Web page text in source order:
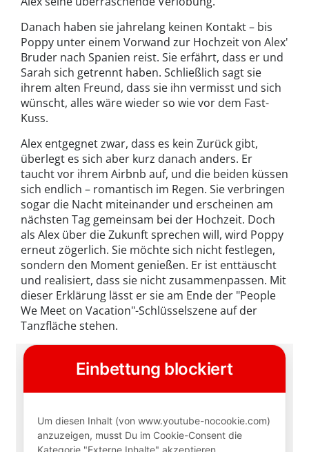
Danach haben sie jahrelang keinen Kontakt – bis
Poppy unter einem Vorwand zur Hochzeit von Alex'
Bruder nach Spanien reist. Sie erfährt, dass er und
Sarah sich getrennt haben. Schließlich sagt sie
ihrem alten Freund, dass sie ihn vermisst und sich
wünscht, alles wäre wieder so wie vor dem Fast-
Kuss.
Alex entgegnet zwar, dass es kein Zurück gibt,
überlegt es sich aber kurz danach anders. Er
taucht vor ihrem Airbnb auf, und die beiden küssen
sich endlich – romantisch im Regen. Sie verbringen
sogar die Nacht miteinander und erscheinen am
nächsten Tag gemeinsam bei der Hochzeit. Doch
als Alex über die Zukunft sprechen will, wird Poppy
erneut zögerlich. Sie möchte sich nicht festlegen,
sondern den Moment genießen. Er ist enttäuscht
und realisiert, dass sie nicht zusammenpassen. Mit
dieser Erklärung lässt er sie am Ende der "People
We Meet on Vacation"-Schlüsselszene auf der
Tanzfläche stehen.